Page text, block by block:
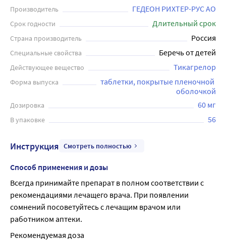
Производитель ГЕДЕОН РИХТЕР-РУС АО
Срок годности Длительный срок
Страна производитель Россия
Специальные свойства Беречь от детей
Действующее вещество Тикагрелор
Форма выпуска
таблетки, покрытые пленочной
оболочкой
Дозировка 60 мг
В упаковке 56
Инструкция Смотреть полностью
Способ применения и дозы
Всегда принимайте препарат в полном соответствии с
рекомендациями лечащего врача. При появлении
сомнений посоветуйтесь с лечащим врачом или
работником аптеки.
Рекомендуемая доза